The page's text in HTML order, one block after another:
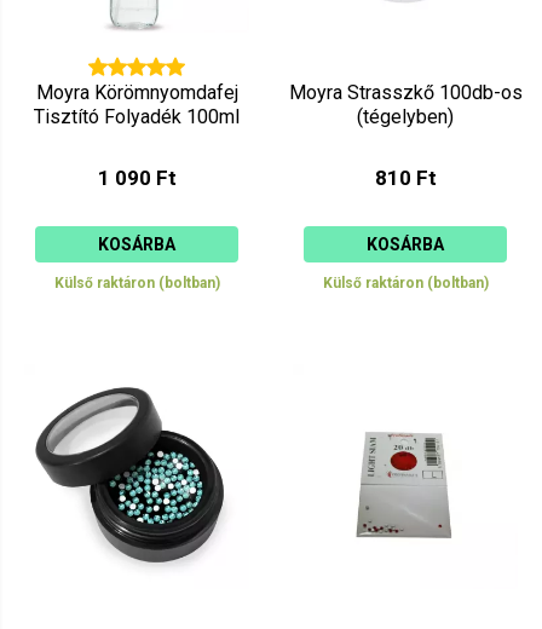
Moyra Körömnyomdafej
Tisztító Folyadék 100ml
1 090 Ft
KOSÁRBA
Külső raktáron (boltban)
Moyra Strasszkő 100db-os
(tégelyben)
810 Ft
KOSÁRBA
Külső raktáron (boltban)